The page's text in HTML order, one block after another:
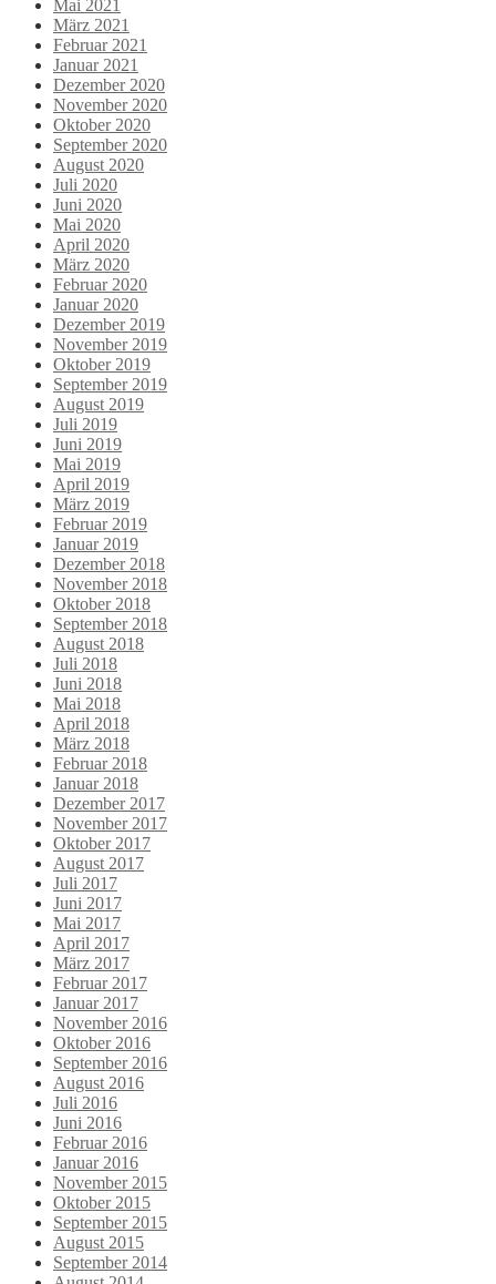
Mai 2021
März 2021
Februar 2021
Januar 2021
Dezember 2020
November 2020
Oktober 2020
September 2020
August 2020
Juli 2020
Juni 2020
Mai 2020
April 2020
März 2020
Februar 2020
Januar 2020
Dezember 2019
November 2019
Oktober 2019
September 2019
August 2019
Juli 2019
Juni 2019
Mai 2019
April 2019
März 2019
Februar 2019
Januar 2019
Dezember 2018
November 2018
Oktober 2018
September 2018
August 2018
Juli 2018
Juni 2018
Mai 2018
April 2018
März 2018
Februar 2018
Januar 2018
Dezember 2017
November 2017
Oktober 2017
August 2017
Juli 2017
Juni 2017
Mai 2017
April 2017
März 2017
Februar 2017
Januar 2017
November 2016
Oktober 2016
September 2016
August 2016
Juli 2016
Juni 2016
Februar 2016
Januar 2016
November 2015
Oktober 2015
September 2015
August 2015
September 2014